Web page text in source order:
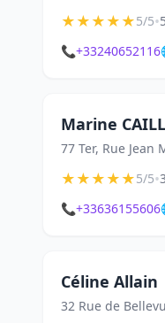
★★★★★5/5•
📞+33240652116
Marine
77 Ter, Rue Jean
★★★★★5/5•
📞+33636155606
Céline Allain
32 Rue de